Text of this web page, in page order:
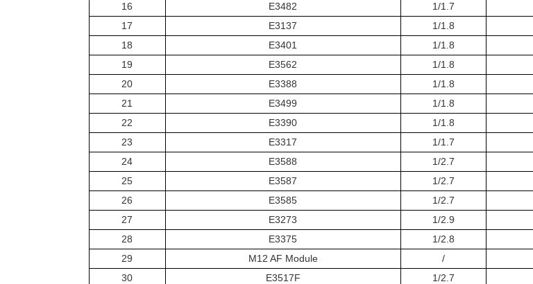
16
E3482 1/1.7
17
E3137 1/1.8
18
E3401 1/1.8
19
E3562 1/1.8
20
E3388 1/1.8
21
E3499 1/1.8
22
E3390 1/1.8
23
E3317 1/1.7
24
E3588 1/2.7
25
E3587 1/2.7
26
E3585 1/2.7
27
E3273 1/2.9
28
E3375 1/2.8
29
M12 AF Module /
30
E3517F 1/2.7